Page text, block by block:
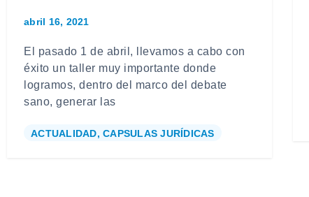
abril 16, 2021
El pasado 1 de abril, llevamos a cabo con
éxito un taller muy importante donde
logramos, dentro del marco del debate
sano, generar las
ACTUALIDAD, CAPSULAS JURÍDICAS